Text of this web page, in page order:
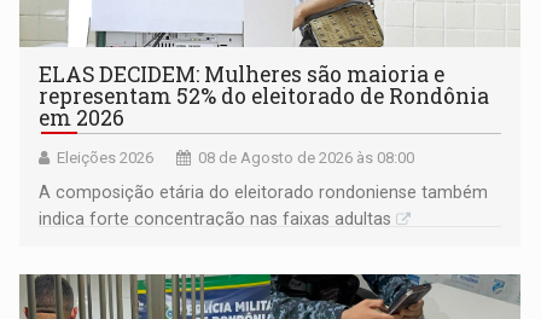
ELAS DECIDEM: Mulheres são maioria e
representam 52% do eleitorado de Rondônia
em 2026
Eleições 2026 08 de Agosto de 2026 às 08:00
A composição etária do eleitorado rondoniense também
indica forte concentração nas faixas adultas